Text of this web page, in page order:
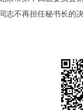
志不再担任秘书长的